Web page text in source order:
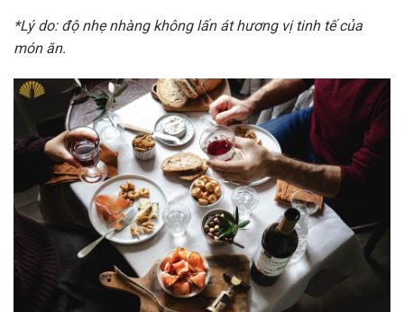
*Lý do: độ nhẹ nhàng không lấn át hương vị tinh tế của
món ăn.